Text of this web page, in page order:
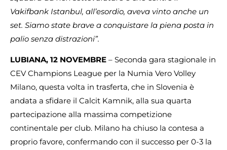
Vakifbank Istanbul, all’esordio, aveva vinto anche un
set. Siamo state brave a conquistare la piena posta in
palio senza distrazioni”.
LUBIANA, 12 NOVEMBRE – Seconda gara stagionale in
CEV Champions League per la Numia Vero Volley
Milano, questa volta in trasferta, che in Slovenia è
andata a sfidare il Calcit Kamnik, alla sua quarta
partecipazione alla massima competizione
continentale per club. Milano ha chiuso la contesa a
proprio favore, confermando con il successo per 0-3 la